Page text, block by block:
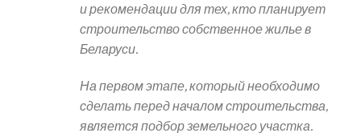
и рекомендации для тех, кто планирует
строительство собственное жилье в
Беларуси.
На первом этапе, который необходимо
сделать перед началом строительства,
является подбор земельного участка.